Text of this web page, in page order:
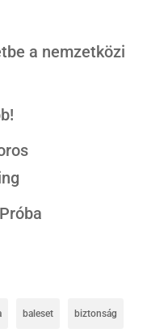
a nemzetközi
baleset biztonság